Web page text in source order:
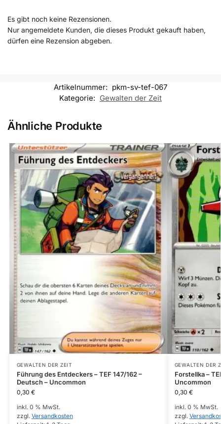
Es gibt noch keine Rezensionen.
Nur angemeldete Kunden, die dieses Produkt gekauft haben,
dürfen eine Rezension abgeben.
Artikelnummer: pkm-sv-tef-067
Kategorie: Gewalten der Zeit
Ähnliche Produkte
GEWALTEN DER ZEIT
Führung des Entdeckers – TEF 147/162 –
Deutsch – Uncommon
0,30 €
inkl. 0 % MwSt.
zzgl. Versandkosten
GEWALTEN DER
Forstellka –
Uncommon
0,30 €
inkl. 0 % MwSt.
zzgl.